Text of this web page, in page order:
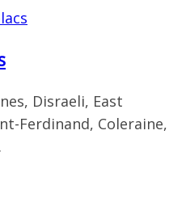
Disraeli, East
Ferdinand, Coleraine,